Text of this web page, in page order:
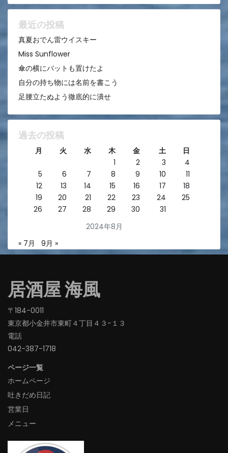
ョ
ン
最近の投稿
真夏おでん雷ウイスキー
Miss Sunflower
傘の横にバットも置けたよ
自分の持ち物には名前を書こう
足腰立たぬよう徹底的に潰せ
過去の投稿
2024年8月
月 火 水 木 金 土
日
1
2 3
4
5
6 7 8 9 10
11
12
13 14 15 16 17
18
19
20 21 22 23 24
25
26
27 28 29 30 31
« 7月 9月 »
居酒屋 海風
〒184-0011
東京都小金井市東町４丁目４３−１３
電話
042-387-1718‬
ページ一覧
ホームページ
吐きだめ日記
営業日
メニュー